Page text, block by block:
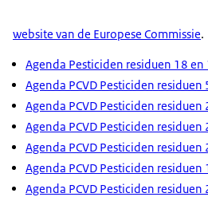
website van de Europese Commissie.
Agenda Pesticiden residuen 18
Agenda PCVD Pesticiden
Agenda PCVD Pesticiden
Agenda PCVD Pesticiden
Agenda PCVD Pesticiden
Agenda PCVD Pesticiden
Agenda PCVD Pesticiden